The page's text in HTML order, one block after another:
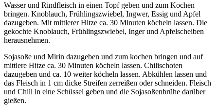
Wasser und Rindfleisch in einen Topf geben und zum Kochen
bringen. Knoblauch, Frühlingszwiebel, Ingwer, Essig und Apfel
dazugeben. Mit mittlerer Hitze ca. 30 Minuten köcheln lassen. Die
gekochte Knoblauch, Frühlingszwiebel, Inger und Apfelscheiben
herausnehmen.
Sojasoße und Mirin dazugeben und zum kochen bringen und auf
mittlere Hitze ca. 30 Minuten köcheln lassen. Chilischoten
dazugeben und ca. 10 weiter köcheln lassen. Abkühlen lassen und
das Fleisch in 1 cm dicke Streifen zerreißen oder schneiden. Fleisch
und Chili in eine Schüssel geben und die Sojasoßenbrühe darüber
gießen.